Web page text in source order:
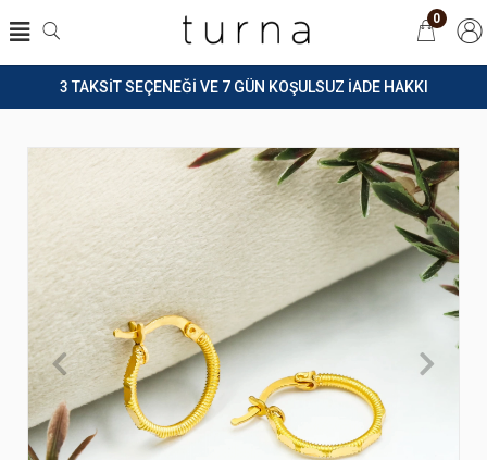
3 TAKSİT SEÇENEĞİ VE 7 GÜN KOŞULSUZ İADE HAKKI
0